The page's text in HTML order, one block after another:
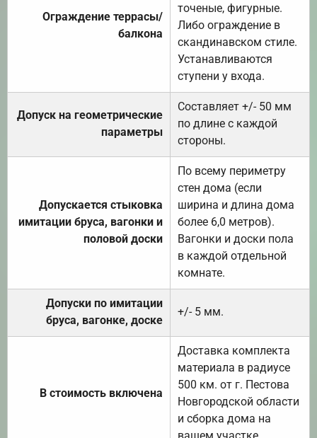
Ограждение террасы/
балкона
точеные, фигурные.
Либо ограждение в
скандинавском стиле.
Устанавливаются
ступени у входа.
Допуск на геометрические
параметры
Составляет +/- 50 мм
по длине с каждой
стороны.
Допускается стыковка
имитации бруса, вагонки и
половой доски
По всему периметру
стен дома (если
ширина и длина дома
более 6,0 метров).
Вагонки и доски пола
в каждой отдельной
комнате.
Допуски по имитации
бруса, вагонке, доске
+/- 5 мм.
В стоимость включена
Доставка комплекта
материала в радиусе
500 км. от г. Пестова
Новгородской области
и сборка дома на